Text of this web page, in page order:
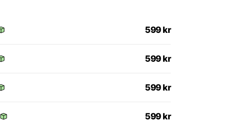
599 kr
599 kr
599 kr
599 kr